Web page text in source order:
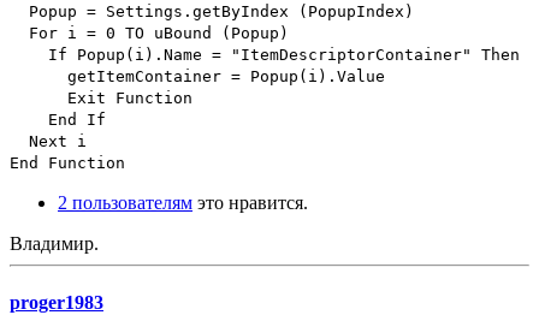
Popup = Settings.getByIndex (PopupIndex)
For i = 0 TO uBound (Popup)
If Popup(i).Name = "ItemDescriptorContainer" Then
getItemContainer = Popup(i).Value
Exit Function
End If
Next i
End Function
2 пользователям это нравится.
Владимир.
proger1983